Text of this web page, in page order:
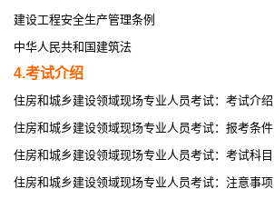
建设工程安全生产管理条例
中华人民共和国建筑法
4.考试介绍
住房和城乡建设领域现场专业人员考试：考试介绍
住房和城乡建设领域现场专业人员考试：报考条件
住房和城乡建设领域现场专业人员考试：考试科目
住房和城乡建设领域现场专业人员考试：注意事项